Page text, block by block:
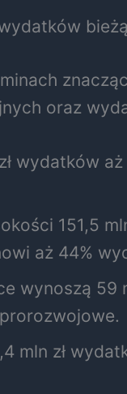
oraz
wydatków
151,5
aż 44%
wynoszą 59
mln zł